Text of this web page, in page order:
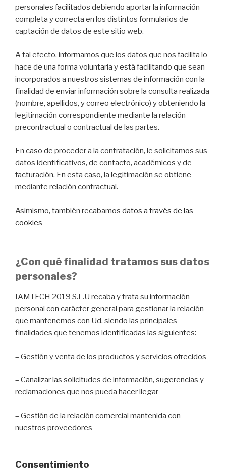
personales facilitados debiendo aportar la información
completa y correcta en los distintos formularios de
captación de datos de este sitio web.
A tal efecto, informamos que los datos que nos facilita lo
hace de una forma voluntaria y está facilitando que sean
incorporados a nuestros sistemas de información con la
finalidad de enviar información sobre la consulta realizada
(nombre, apellidos, y correo electrónico) y obteniendo la
legitimación correspondiente mediante la relación
precontractual o contractual de las partes.
En caso de proceder a la contratación, le solicitamos sus
datos identificativos, de contacto, académicos y de
facturación. En esta caso, la legitimación se obtiene
mediante relación contractual.
Asimismo, también recabamos datos a través de las
cookies
¿Con qué finalidad tratamos sus datos
personales?
IAMTECH 2019 S.L.U recaba y trata su información
personal con carácter general para gestionar la relación
que mantenemos con Ud. siendo las principales
finalidades que tenemos identificadas las siguientes:
– Gestión y venta de los productos y servicios ofrecidos
– Canalizar las solicitudes de información, sugerencias y
reclamaciones que nos pueda hacer llegar
– Gestión de la relación comercial mantenida con
nuestros proveedores
Consentimiento